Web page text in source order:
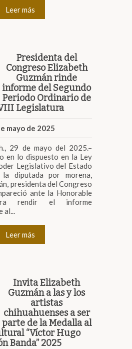
Leer más
Presidenta del
Congreso Elizabeth
Guzmán rinde
informe del Segundo
Periodo Ordinario de
Legislatura
mayo de 2025
29 de mayo del 2025.–
en lo dispuesto en la Ley
Legislativo del Estado
la diputada por morena,
presidenta del Congreso
ante la Honorable
rendir el informe
al...
Leer más
Invita Elizabeth
Guzmán a las y los
artistas
chihuahuenses a ser
parte de la Medalla al
“Víctor Hugo
Banda” 2025